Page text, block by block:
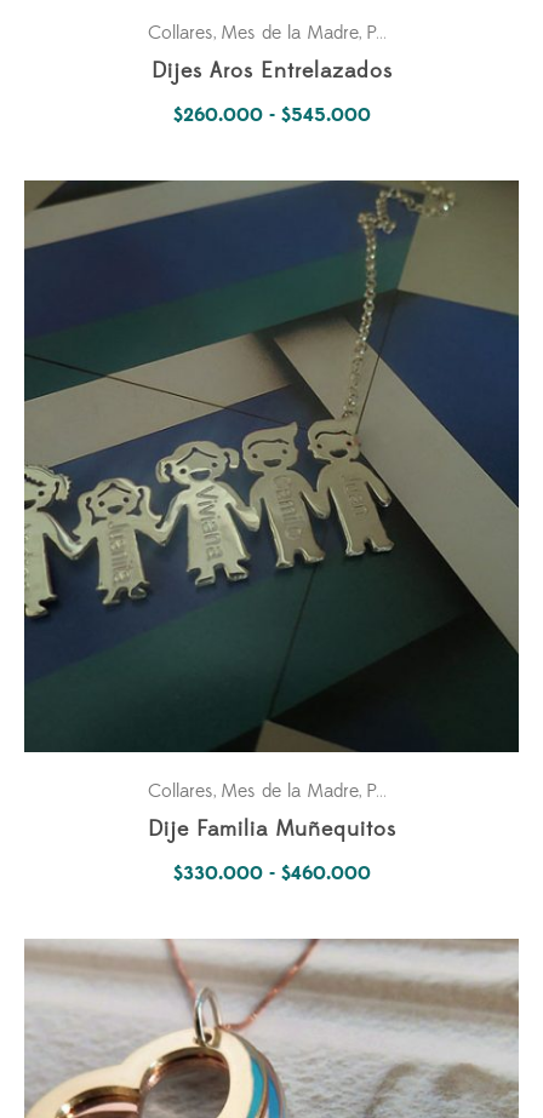
Collares, Mes de la Madre, Para ella
Dijes Aros Entrelazados
$260.000 - $545.000Rango
precios:
desde
$260.000
hasta
$545.000
Collares, Mes de la Madre, Para ella
Dije Familia Muñequitos
$330.000 - $460.000Rango
precios:
desde
$330.000
$460.000